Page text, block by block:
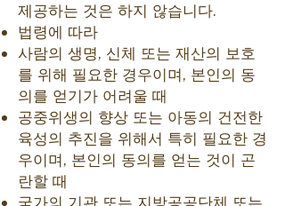
제공하는 것은 하지 않습니다.
법령에 따라
사람의 생명, 신체 또는 재산의 보호
를 위해 필요한 경우이며, 본인의 동
의를 얻기가 어려울 때
공중위생의 향상 또는 아동의 건전한
육성의 추진을 위해서 특히 필요한 경
우이며, 본인의 동의를 얻는 것이 곤
란할 때